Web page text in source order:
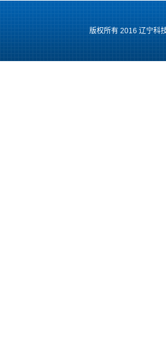
版权所有 2016 辽宁